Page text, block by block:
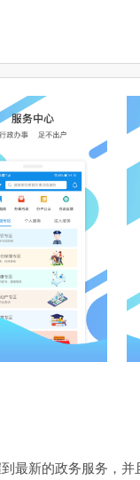
最新的政务服务，